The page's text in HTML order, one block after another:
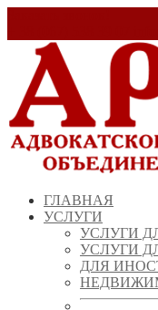
ГЛАВНАЯ
УСЛУГИ
УСЛУГИ
УСЛУГИ
ДЛЯ